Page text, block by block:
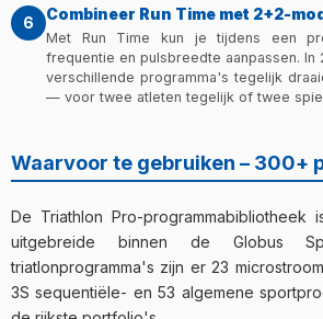
6 Combineer Run Time met 2+2-
Met Run Time kun je tijdens een
frequentie en pulsbreedte aanpassen.
verschillende programma's tegelijk
— voor twee atleten tegelijk of twee
Waarvoor te gebruiken – 300+
De Triathlon Pro-
uitgebreide binnen de Globus
triatlonprogramma's zijn er 23
3S sequentiële- en 53 algemene